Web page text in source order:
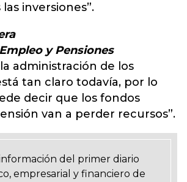
inversiones”.
y Pensiones
administración de los
tan claro todavía, por lo
decir que los fondos
van a perder recursos”.
del primer diario
empresarial y financiero de